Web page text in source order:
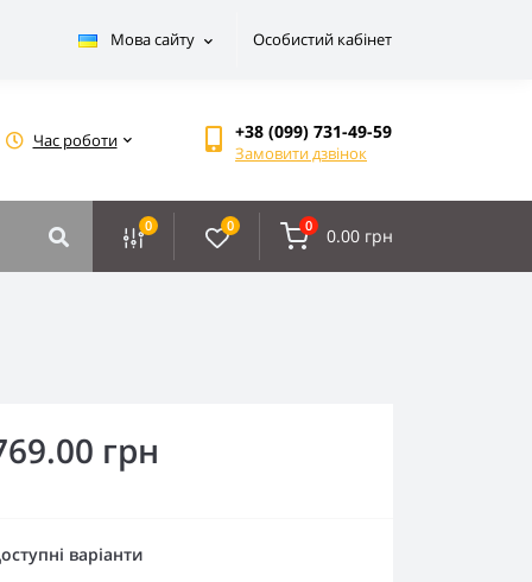
Мова сайту Особистий кабінет
Час роботи +38 (099) 731-49-59
Замовити дзвінок
0 0 0 0.00 грн
грн
варіанти